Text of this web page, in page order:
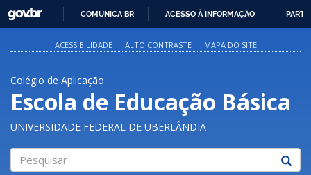
PARA
O
GOVBR
COMUNICA BR ACESSO À INFORMAÇÃO
ACESSIBILIDADE ALTO CONTRASTE MAPA DO SITE
Colégio de Aplicação
Escola de Educação Básica
UNIVERSIDADE FEDERAL DE UBERLÂNDIA